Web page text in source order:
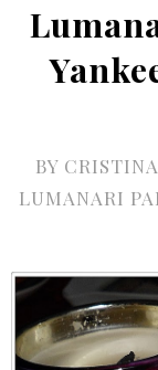
BY
LUMANARI